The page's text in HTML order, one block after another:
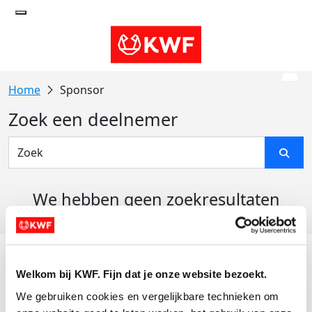
Welkom bij KWF. Fijn dat je onze website bezoekt.
We gebruiken cookies en vergelijkbare technieken om
Sponsor
Zoek een deelnemer
We hebben geen zoekresultaten
Actiematerialen
Evenementen